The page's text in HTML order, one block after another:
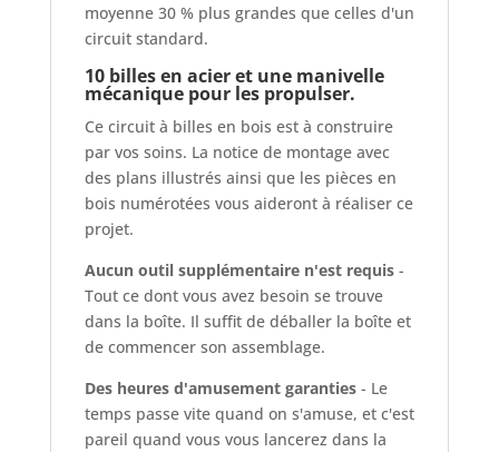
moyenne 30 % plus grandes que celles d'un
circuit standard.
10 billes en acier et une manivelle
mécanique pour les propulser.
Ce circuit à billes en bois est à construire
par vos soins. La notice de montage avec
des plans illustrés ainsi que les pièces en
bois numérotées vous aideront à réaliser ce
projet.
Aucun outil supplémentaire n'est requis-
Tout ce dont vous avez besoin se trouve
dans la boîte. Il suffit de déballer la boîte et
de commencer son assemblage.
Des heures d'amusement garanties- Le
temps passe vite quand on s'amuse, et c'est
pareil quand vous vous lancerez dans la